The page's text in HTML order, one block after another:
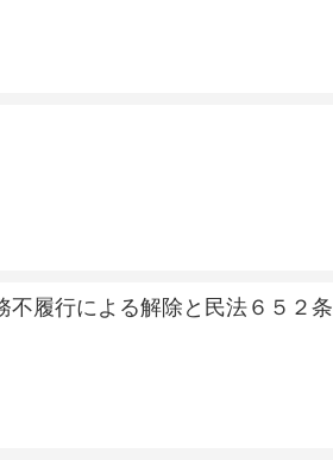
履行による解除と民法６５２条